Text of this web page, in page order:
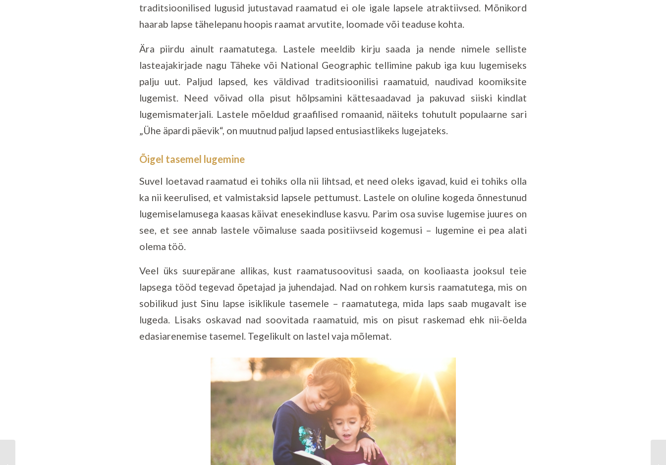
traditsioonilised lugusid jutustavad raamatud ei ole igale lapsele atraktiivsed. Mõnikord
haarab lapse tähelepanu hoopis raamat arvutite, loomade või teaduse kohta.
Ära piirdu ainult raamatutega. Lastele meeldib kirju saada ja nende nimele selliste
lasteajakirjade nagu Täheke või National Geographic tellimine pakub iga kuu lugemiseks
palju uut. Paljud lapsed, kes väldivad traditsioonilisi raamatuid, naudivad koomiksite
lugemist. Need võivad olla pisut hõlpsamini kättesaadavad ja pakuvad siiski kindlat
lugemismaterjali. Lastele mõeldud graafilised romaanid, näiteks tohutult populaarne sari
„Ühe äpardi päevik“, on muutnud paljud lapsed entusiastlikeks lugejateks.
Õigel tasemel lugemine
Suvel loetavad raamatud ei tohiks olla nii lihtsad, et need oleks igavad, kuid ei tohiks olla
ka nii keerulised, et valmistaksid lapsele pettumust. Lastele on oluline kogeda õnnestunud
lugemiselamusega kaasas käivat enesekindluse kasvu. Parim osa suvise lugemise juures on
see, et see annab lastele võimaluse saada positiivseid kogemusi – lugemine ei pea alati
olema töö.
Veel üks suurepärane allikas, kust raamatusoovitusi saada, on kooliaasta jooksul teie
lapsega tööd tegevad õpetajad ja juhendajad. Nad on rohkem kursis raamatutega, mis on
sobilikud just Sinu lapse isiklikule tasemele – raamatutega, mida laps saab mugavalt ise
lugeda. Lisaks oskavad nad soovitada raamatuid, mis on pisut raskemad ehk nii-öelda
edasiarenemise tasemel. Tegelikult on lastel vaja mõlemat.